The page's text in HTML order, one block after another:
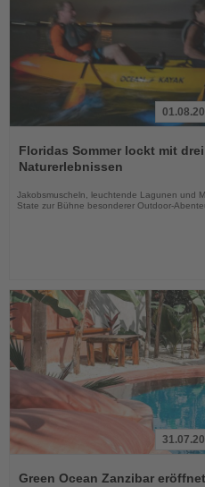
Sie
die
Floridas Sommer lockt mit
Naturerlebnissen
Jakobsmuscheln, leuchtende Lagunen und
State zur Bühne besonderer Outdoor-
Sie
Green Ocean Zanzibar